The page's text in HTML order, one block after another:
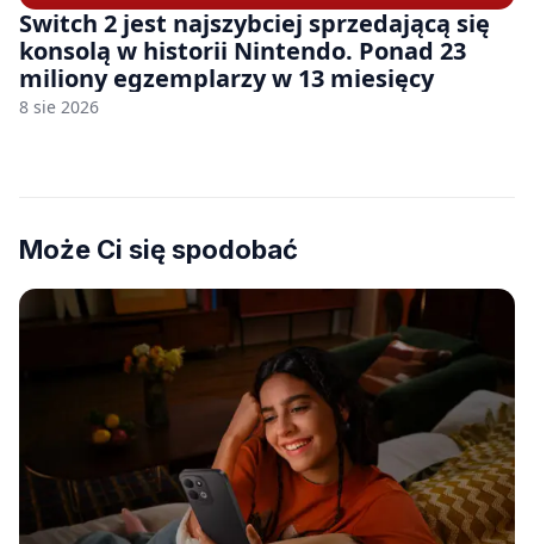
Switch 2 jest najszybciej sprzedającą się
konsolą w historii Nintendo. Ponad 23
miliony egzemplarzy w 13 miesięcy
8 sie 2026
Może Ci się spodobać